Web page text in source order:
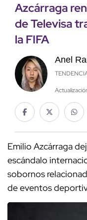
Azcárraga
de Televisa
la FIFA
Anel
Emilio Azcárraga
escándalo
sobornos
de eventos